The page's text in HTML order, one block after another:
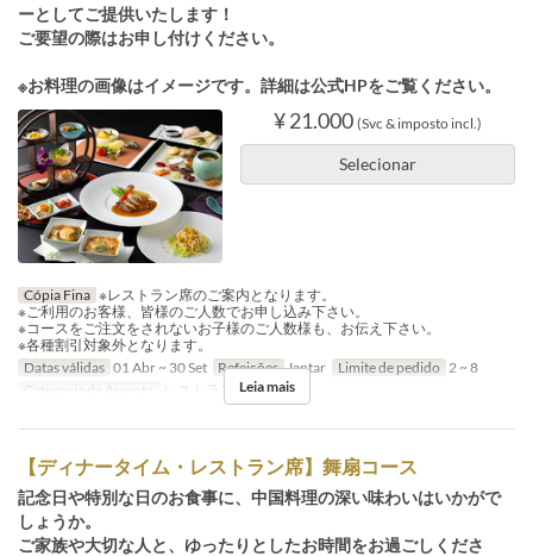
ーとしてご提供いたします！
ご要望の際はお申し付けください。
※お料理の画像はイメージです。詳細は公式HPをご覧ください。
¥ 21.000 (Svc & imposto incl.)
Selecionar
Cópia Fina ※レストラン席のご案内となります。
※ご利用のお客様、皆様のご人数でお申し込み下さい。
※コースをご注文をされないお子様のご人数様も、お伝え下さい。
※各種割引対象外となります。
Datas válidas 01 Abr ~ 30 Set Refeições Jantar Limite de pedido 2 ~ 8
Categoria de Assento
レストラン席Leia mais
【ディナータイム・レストラン席】舞扇コース
記念日や特別な日のお食事に、中国料理の深い味わいはいかがで
しょうか。
ご家族や大切な人と、ゆったりとしたお時間をお過ごしくださ